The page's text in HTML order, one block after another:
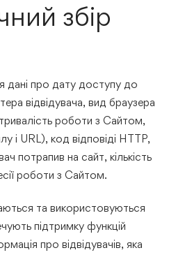
збір
дані про дату доступу до
відвідувача, вид браузера
роботи з Сайтом,
і URL), код відповіді HTTP,
потрапив на сайт, кількість
роботи з Сайтом.
та використовуються
підтримку функцій
про відвідувачів, яка